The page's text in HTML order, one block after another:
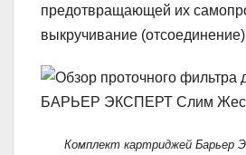
предотвращающей их
выкручивание
Комплект картриджей Барьер